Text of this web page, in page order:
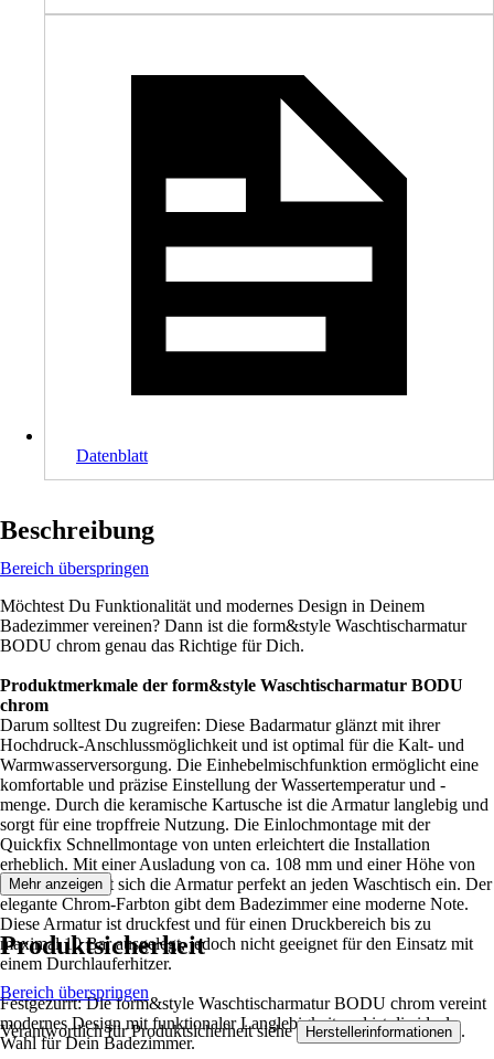
Datenblatt
Beschreibung
Bereich überspringen
Möchtest Du Funktionalität und modernes Design in Deinem
Badezimmer vereinen? Dann ist die form&style Waschtischarmatur
BODU chrom genau das Richtige für Dich.
Produktmerkmale der form&style Waschtischarmatur BODU
chrom
Darum solltest Du zugreifen: Diese Badarmatur glänzt mit ihrer
Hochdruck-Anschlussmöglichkeit und ist optimal für die Kalt- und
Warmwasserversorgung. Die Einhebelmischfunktion ermöglicht eine
komfortable und präzise Einstellung der Wassertemperatur und -
menge. Durch die keramische Kartusche ist die Armatur langlebig und
sorgt für eine tropffreie Nutzung. Die Einlochmontage mit der
Quickfix Schnellmontage von unten erleichtert die Installation
erheblich. Mit einer Ausladung von ca. 108 mm und einer Höhe von
ca. 150 mm fügt sich die Armatur perfekt an jeden Waschtisch ein. Der
elegante Chrom-Farbton gibt dem Badezimmer eine moderne Note.
Diese Armatur ist druckfest und für einen Druckbereich bis zu
maximal 10 Bar ausgelegt, jedoch nicht geeignet für den Einsatz mit
einem Durchlauferhitzer.
Festgezurrt: Die form&style Waschtischarmatur BODU chrom vereint
modernes Design mit funktionaler Langlebigkeit und ist die ideale
Wahl für Dein Badezimmer.
Mehr anzeigen
Produktsicherheit
Bereich überspringen
Verantwortlich für Produktsicherheit siehe Herstellerinformationen .